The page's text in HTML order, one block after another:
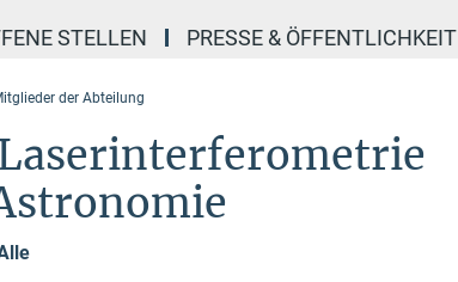
STELLEN PRESSE & ÖFFENTLICHKEIT
der Abteilung